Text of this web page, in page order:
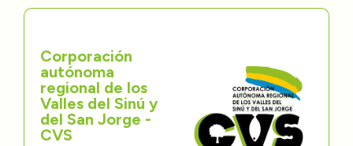
Participa
Trámites y Servicios
Contáctenos
Corporación
autónoma
regional de los
Valles del Sinú y
del San Jorge -
CVS